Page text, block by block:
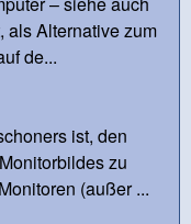
als Alternative zum
de...
ist, den
zu
(außer ...